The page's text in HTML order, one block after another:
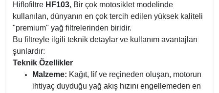
Hiflofiltre HF103, Bir çok motosiklet modelinde
kullanılan, dünyanın en çok tercih edilen yüksek kaliteli
"premium" yağ filtrelerinden biridir.
Bu filtreyle ilgili teknik detaylar ve kullanım avantajları
şunlardır:
Teknik Özellikler
Malzeme: Kağıt, lif ve reçineden oluşan, motorun
ihtiyaç duyduğu yağ akış hızını engellemeden en